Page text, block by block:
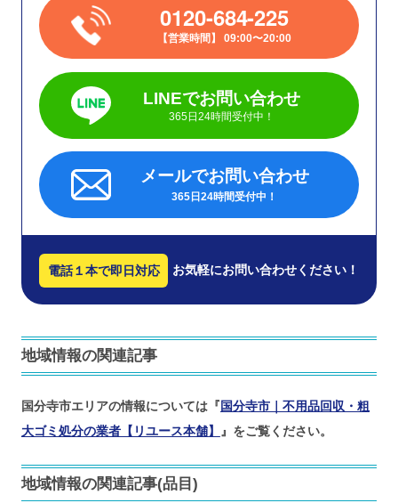
0120-684-225
営業時間 09:00〜20:00
LINEでお問い合わせ
365日24時間受付中！
メールでお問い合わせ
365日24時間受付中！
電話１本で即日対応 お気軽にお問い合わせください！
地域情報の関連記事
国分寺市エリアの情報については『国分寺市｜不用品回収・粗
大ゴミ処分の業者【リユース本舗】
』をご覧ください。
地域情報の関連記事(品目)